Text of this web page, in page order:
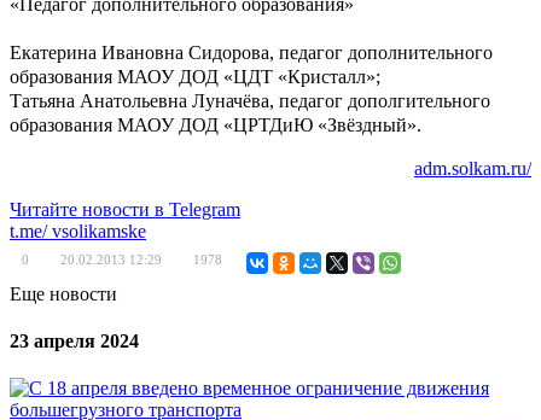
Екатерина Ивановна Сидорова, педагог дополнительного
образования МАОУ ДОД «ЦДТ «Кристалл»;
Татьяна Анатольевна Луначёва, педагог дополгительного
образования МАОУ ДОД «ЦРТДиЮ «Звёздный».
adm.solkam.ru/
Читайте новости в Telegram
t.me/vsolikamske
0 20.02.2013 12:29 1978
Еще новости
23 апреля 2024